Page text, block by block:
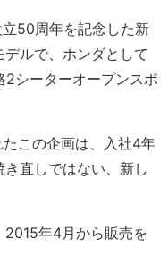
50周年を記念した新
ルで、ホンダとして
2シーターオープンスポ
この企画は、入社4年
直しではない、新し
2015年4月から販売を